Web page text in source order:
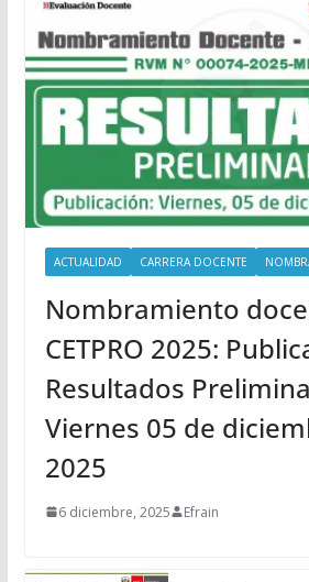
ACTUALIDAD CARRERA DOCENTE
Nombramiento
CETPRO 2025:
Resultados
Viernes 05 de
2025
6 diciembre, 2025 Efrain